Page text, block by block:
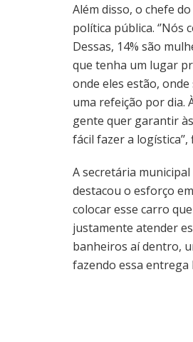
Além disso, o chefe
política pública.
Dessas, 14% são
que tenha um lugar
onde eles estão,
uma refeição por dia.
gente quer garantir
fácil fazer a
A secretária
destacou o esforço
colocar esse carro
justamente atender
banheiros aí dentro,
fazendo essa entrega